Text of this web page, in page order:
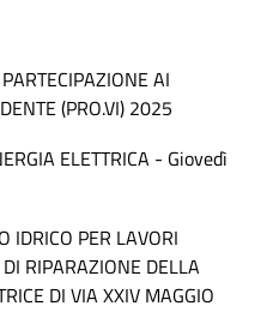
AI
(PRO.VI) 2025
ELETTRICA - Giovedì
IDRICO PER LAVORI
RIPARAZIONE DELLA
DI VIA XXIV MAGGIO